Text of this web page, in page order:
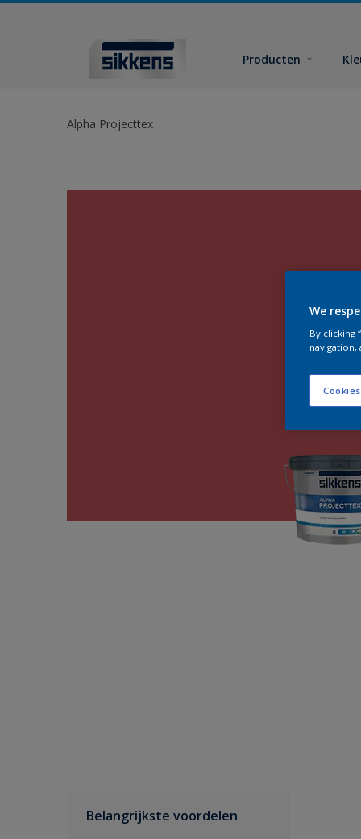
Producten
Alpha Projecttex
Belangrijkste voordelen
We
By clicking
navigation,